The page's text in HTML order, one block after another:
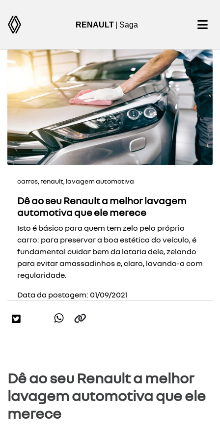
RENAULT | Saga
carros, renault, lavagem automotiva
Dê ao seu Renault a melhor lavagem
automotiva que ele merece
Isto é básico para quem tem zelo pelo próprio
carro: para preservar a boa estética do veículo, é
fundamental cuidar bem da lataria dele, zelando
para evitar amassadinhos e, claro, lavando-a com
regularidade.
Data da postagem: 01/09/2021
Dê ao seu Renault a melhor
lavagem automotiva que ele
merece